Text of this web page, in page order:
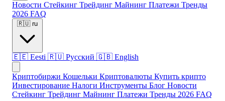
Новости Стейкинг Трейдинг Майнинг Платежи Тренды
2026 FAQ
🇷🇺 ru
🇪🇪 Eesti 🇷🇺 Русский 🇬🇧 English
Криптобиржи Кошельки Криптовалюты Купить крипто
Инвестирование Налоги Инструменты Блог Новости
Стейкинг Трейдинг Майнинг Платежи Тренды 2026 FAQ